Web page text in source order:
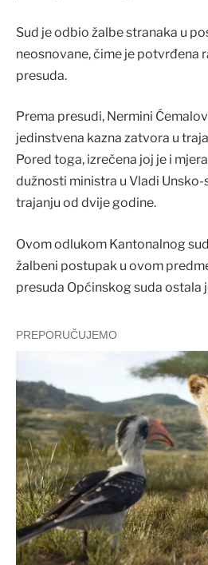
Sud je odbio žalbe stranaka u
neosnovane, čime je potvrđena
presuda.
Prema presudi, Nermini
jedinstvena kazna zatvora u
Pored toga, izrečena joj je i
dužnosti ministra u Vladi
trajanju od dvije godine.
Ovom odlukom Kantonalnog
žalbeni postupak u ovom
presuda Općinskog suda ostala